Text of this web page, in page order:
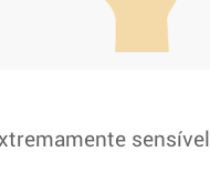
sensível